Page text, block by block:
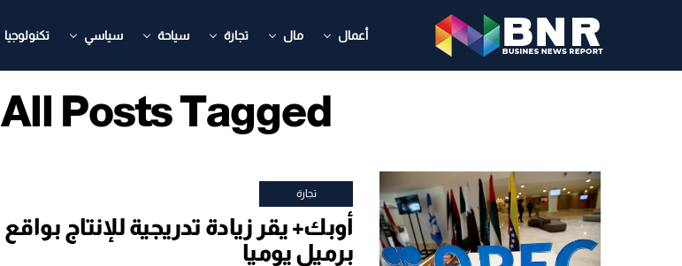
أعمال مال تجارة سياحة سياسي تكنولوجيا
All Posts Tagged "أوبك+"
تجارة
برميل يوميا